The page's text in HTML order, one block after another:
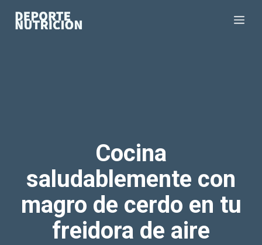
Cocina
saludablemente con
magro de cerdo en tu
freidora de aire